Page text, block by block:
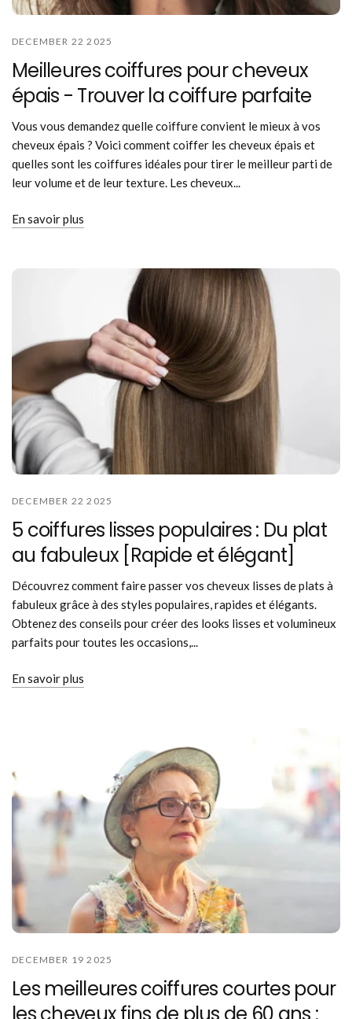
DECEMBER 22 2025
Meilleures coiffures pour cheveux
épais - Trouver la coiffure parfaite
Vous vous demandez quelle coiffure convient le mieux à vos
cheveux épais ? Voici comment coiffer les cheveux épais et
quelles sont les coiffures idéales pour tirer le meilleur parti de
leur volume et de leur texture. Les cheveux...
En savoir plus
DECEMBER 22 2025
5 coiffures lisses populaires : Du plat
au fabuleux [Rapide et élégant]
Découvrez comment faire passer vos cheveux lisses de plats à
fabuleux grâce à des styles populaires, rapides et élégants.
Obtenez des conseils pour créer des looks lisses et volumineux
parfaits pour toutes les occasions,...
En savoir plus
DECEMBER 19 2025
Les meilleures coiffures courtes pour
les cheveux fins de plus de 60 ans :